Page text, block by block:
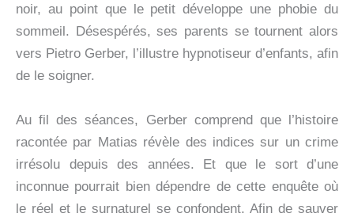
noir, au point que le petit développe une phobie du
sommeil. Désespérés, ses parents se tournent alors
vers Pietro Gerber, l’illustre hypnotiseur d’enfants, afin
de le soigner.
Au fil des séances, Gerber comprend que l’histoire
racontée par Matias révèle des indices sur un crime
irrésolu depuis des années. Et que le sort d’une
inconnue pourrait bien dépendre de cette enquête où
le réel et le surnaturel se confondent. Afin de sauver